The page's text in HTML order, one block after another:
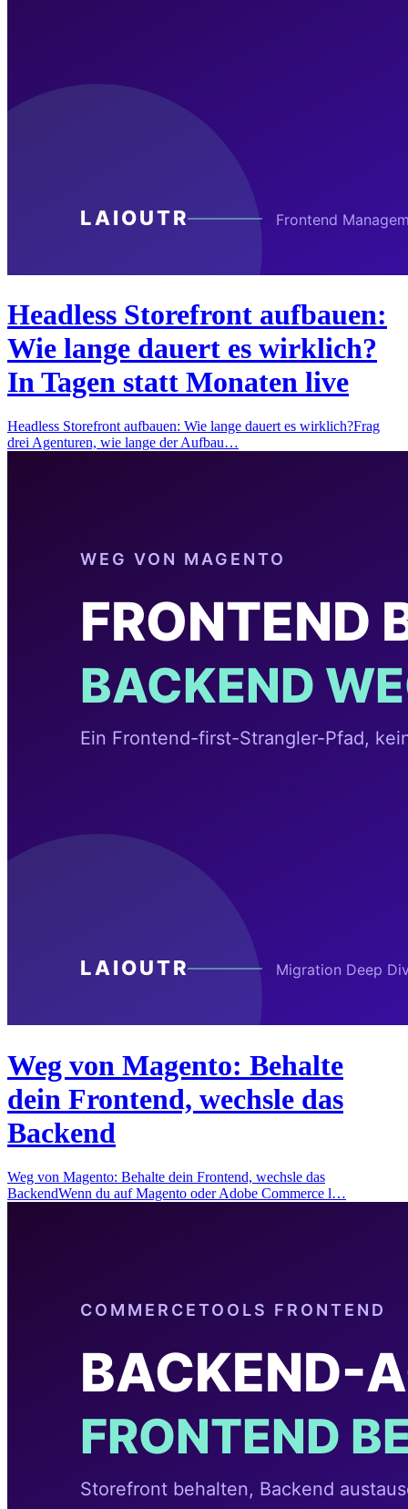
Headless Storefront aufbauen:
Wie lange dauert es wirklich?
In Tagen statt Monaten live
Headless Storefront aufbauen: Wie lange dauert es wirklich?Frag
drei Agenturen, wie lange der Aufbau…
Weg von Magento: Behalte
dein Frontend, wechsle das
Backend
Weg von Magento: Behalte dein Frontend, wechsle das
BackendWenn du auf Magento oder Adobe Commerce l…